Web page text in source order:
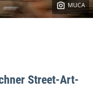
MUCA
Street-Art-